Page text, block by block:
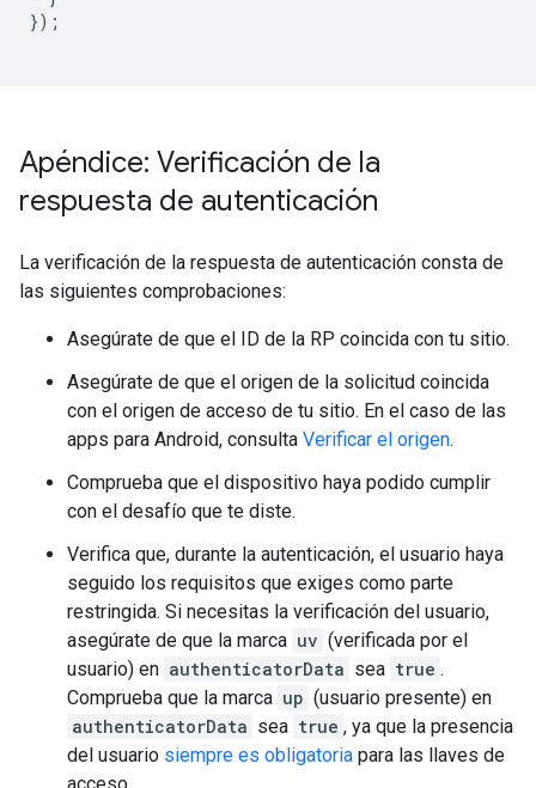
});
Apéndice: Verificación de la
respuesta de autenticación
La verificación de la respuesta de autenticación consta de
las siguientes comprobaciones:
Asegúrate de que el ID de la RP coincida con tu sitio.
Asegúrate de que el origen de la solicitud coincida
con el origen de acceso de tu sitio. En el caso de las
apps para Android, consulta Verificar el origen.
Comprueba que el dispositivo haya podido cumplir
con el desafío que te diste.
Verifica que, durante la autenticación, el usuario haya
seguido los requisitos que exiges como parte
restringida. Si necesitas la verificación del usuario,
asegúrate de que la marca uv (verificada por el
usuario) en authenticatorData sea true .
Comprueba que la marca up (usuario presente) en
authenticatorData sea true , ya que la presencia
del usuario siempre es obligatoria para las llaves de